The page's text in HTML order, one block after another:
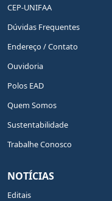
CEP-UNIFAA
Dúvidas Frequentes
Endereço / Contato
Ouvidoria
Polos EAD
Quem Somos
Sustentabilidade
Trabalhe Conosco
NOTÍCIAS
Editais